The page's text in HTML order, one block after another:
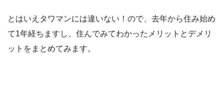
とはいえタワマンには違いない！ので、去年から住み始め
て1年経ちますし、住んでみてわかったメリットとデメリ
ットをまとめてみます。